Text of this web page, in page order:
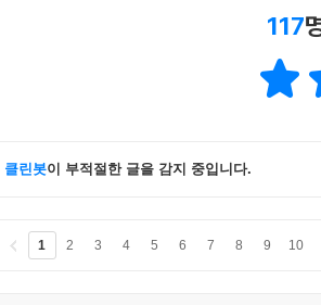
117
클린봇이 부적절한 글을 감지 중입니다.
1 2 3 4 5 6 7 8 9 10